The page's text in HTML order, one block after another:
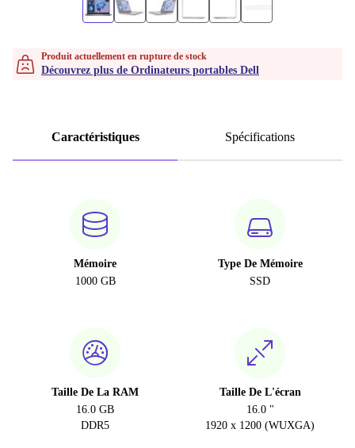
Produit actuellement en rupture de stock
Découvrez plus de Ordinateurs portables Dell
Caractéristiques Spécifications
Mémoire
1000 GB
Type De Mémoire
SSD
Taille De La RAM
16.0 GB
DDR5
Taille De L'écran
16.0 "
1920 x 1200 (WUXGA)